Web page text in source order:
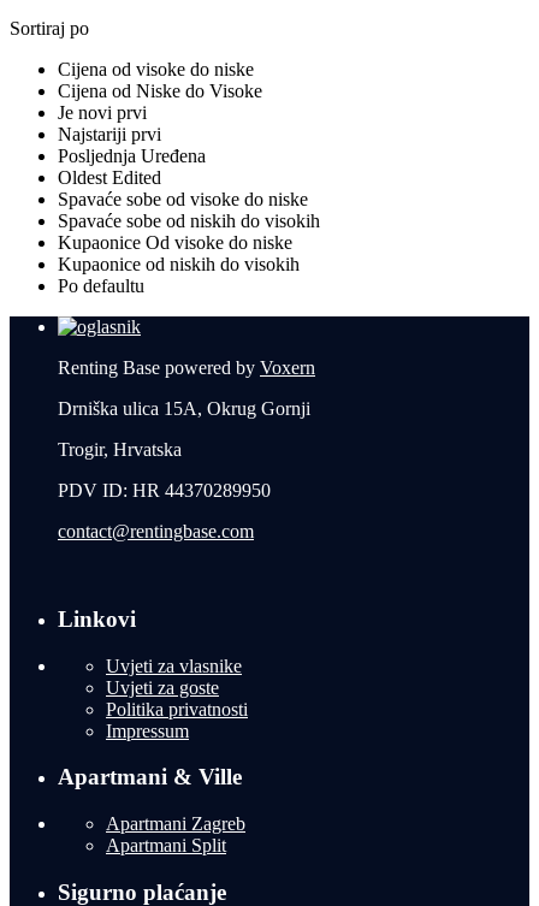
Sortiraj po
Cijena od visoke do niske
Cijena od Niske do Visoke
Je novi prvi
Najstariji prvi
Posljednja Uređena
Oldest Edited
Spavaće sobe od visoke do niske
Spavaće sobe od niskih do visokih
Kupaonice Od visoke do niske
Kupaonice od niskih do visokih
Po defaultu
Renting Base powered by Voxern
Drniška ulica 15A, Okrug Gornji
Trogir, Hrvatska
PDV ID: HR 44370289950
contact@rentingbase.com
Linkovi
Uvjeti za vlasnike
Uvjeti za goste
Politika privatnosti
Impressum
Apartmani & Ville
Apartmani Zagreb
Apartmani Split
Sigurno plaćanje